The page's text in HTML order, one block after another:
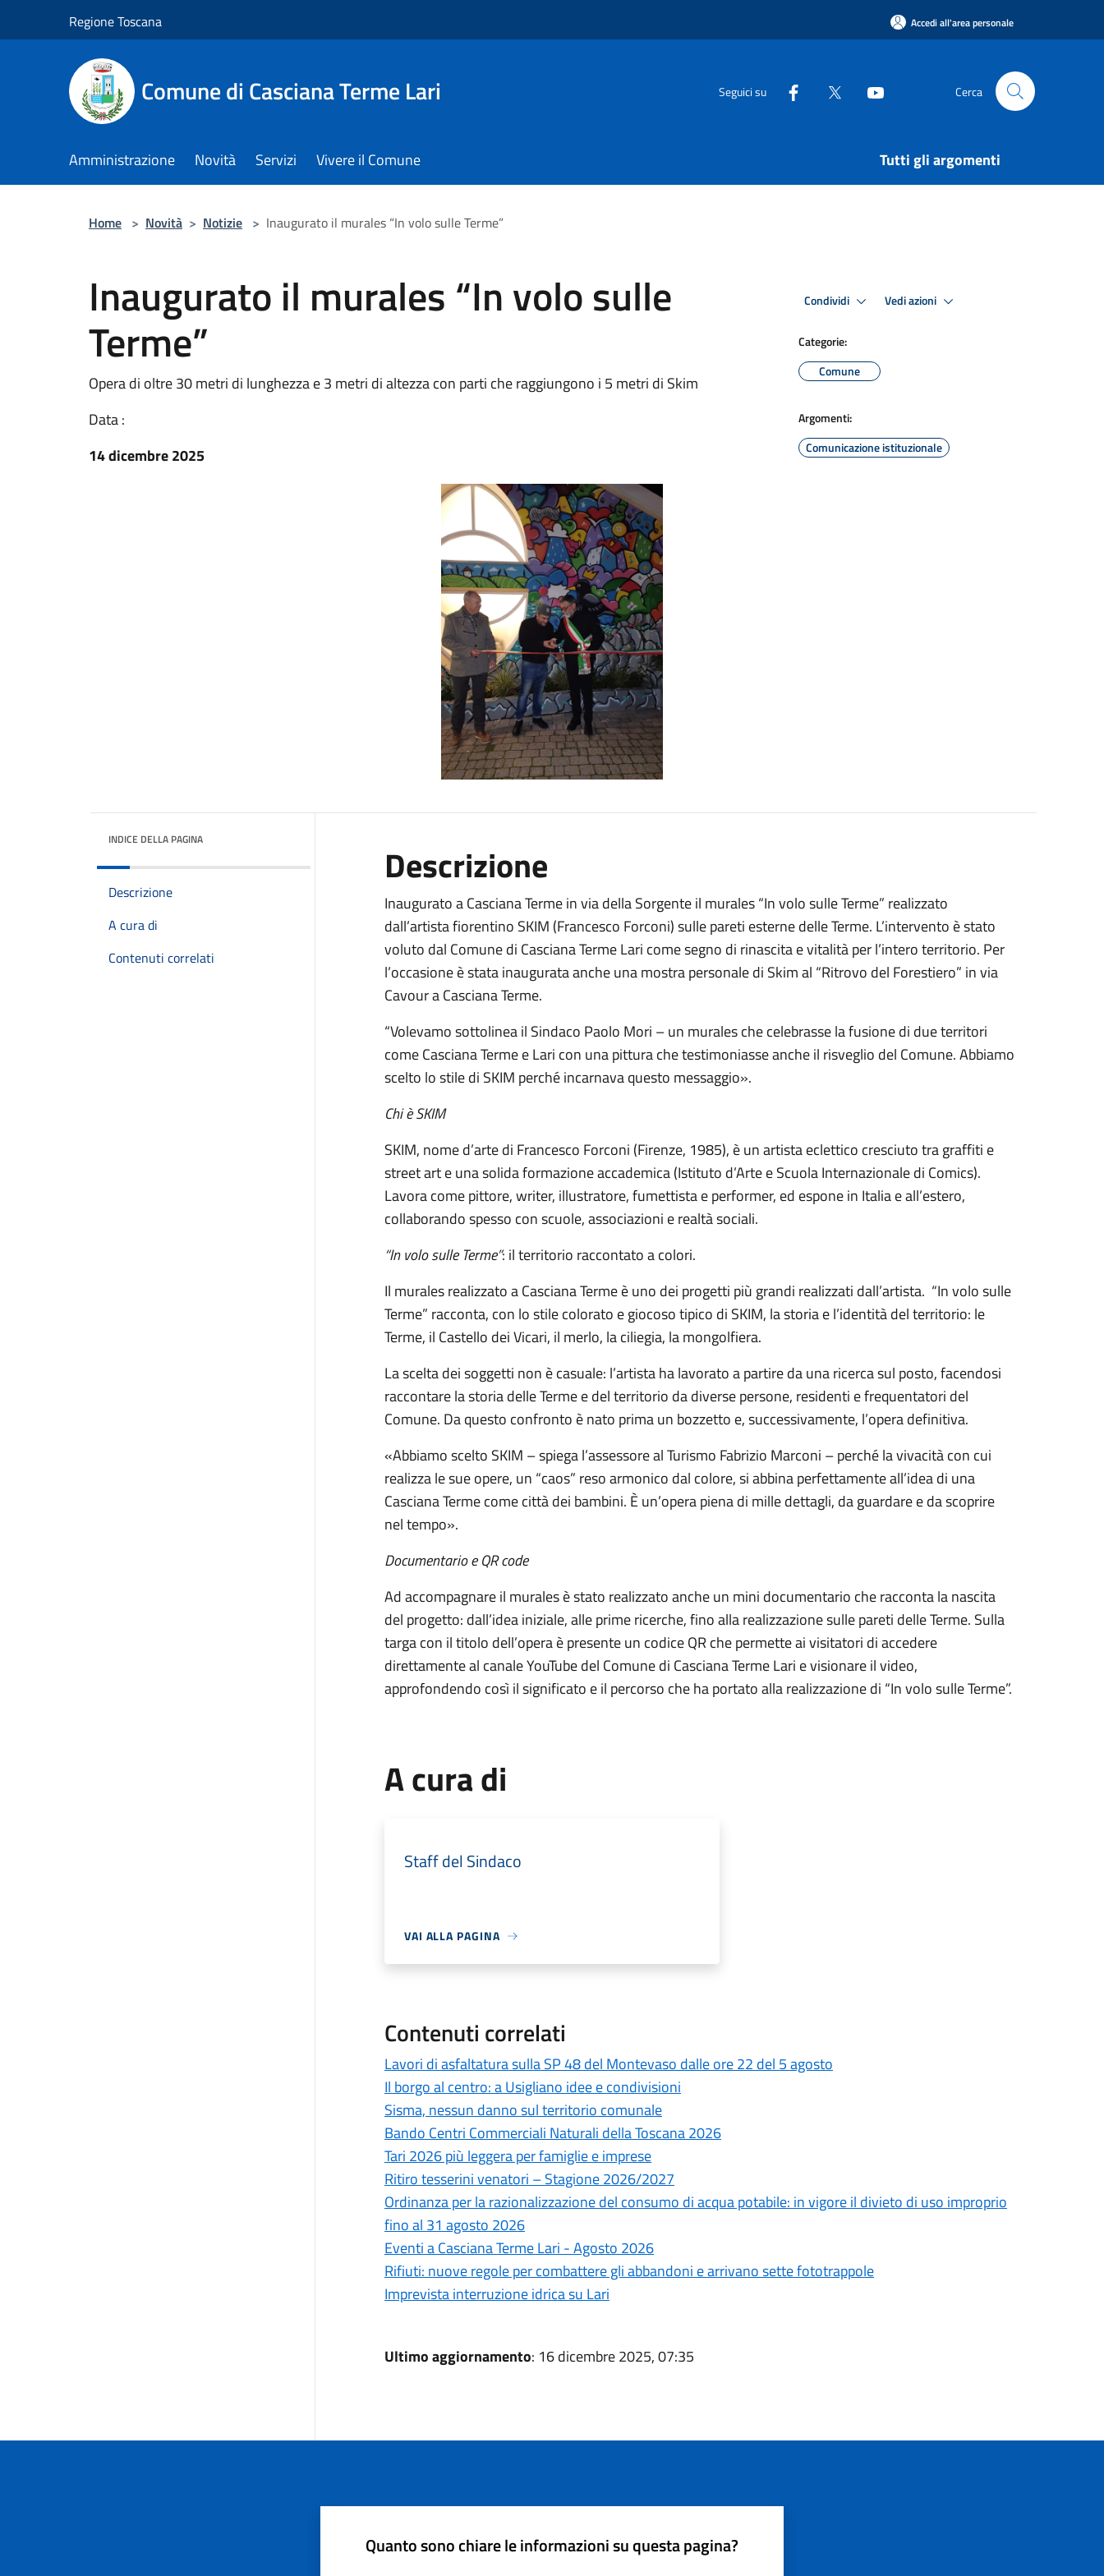
Regione Toscana Accedi all'area personale
Comune di Casciana Terme Lari Seguici su Cerca
Amministrazione Novità Servizi Vivere il Comune Tutti gli argomenti
Home > Novità > Notizie > Inaugurato il murales “In volo sulle Terme”
Inaugurato il murales “In volo sulle
Terme”
Opera di oltre 30 metri di lunghezza e 3 metri di altezza con parti che raggiungono i 5 metri di Skim
Data :
14 dicembre 2025
Condividi Vedi azioni
Categorie:
Comune
Argomenti:
Comunicazione istituzionale
INDICE DELLA PAGINA
Descrizione
A cura di
Contenuti correlati
Descrizione
Inaugurato a Casciana Terme in via della Sorgente il murales “In volo sulle Terme” realizzato
dall’artista fiorentino SKIM (Francesco Forconi) sulle pareti esterne delle Terme. L’intervento è stato
voluto dal Comune di Casciana Terme Lari come segno di rinascita e vitalità per l’intero territorio. Per
l’occasione è stata inaugurata anche una mostra personale di Skim al “Ritrovo del Forestiero” in via
Cavour a Casciana Terme.
“Volevamo sottolinea il Sindaco Paolo Mori – un murales che celebrasse la fusione di due territori
come Casciana Terme e Lari con una pittura che testimoniasse anche il risveglio del Comune. Abbiamo
scelto lo stile di SKIM perché incarnava questo messaggio».
Chi è SKIM
SKIM, nome d’arte di Francesco Forconi (Firenze, 1985), è un artista eclettico cresciuto tra graffiti e
street art e una solida formazione accademica (Istituto d’Arte e Scuola Internazionale di Comics).
Lavora come pittore, writer, illustratore, fumettista e performer, ed espone in Italia e all’estero,
collaborando spesso con scuole, associazioni e realtà sociali.
“In volo sulle Terme”: il territorio raccontato a colori.
Il murales realizzato a Casciana Terme è uno dei progetti più grandi realizzati dall’artista. “In volo sulle
Terme” racconta, con lo stile colorato e giocoso tipico di SKIM, la storia e l’identità del territorio: le
Terme, il Castello dei Vicari, il merlo, la ciliegia, la mongolfiera.
La scelta dei soggetti non è casuale: l’artista ha lavorato a partire da una ricerca sul posto, facendosi
raccontare la storia delle Terme e del territorio da diverse persone, residenti e frequentatori del
Comune. Da questo confronto è nato prima un bozzetto e, successivamente, l’opera definitiva.
«Abbiamo scelto SKIM – spiega l’assessore al Turismo Fabrizio Marconi – perché la vivacità con cui
realizza le sue opere, un “caos” reso armonico dal colore, si abbina perfettamente all’idea di una
Casciana Terme come città dei bambini. È un’opera piena di mille dettagli, da guardare e da scoprire
nel tempo».
Documentario e QR code
Ad accompagnare il murales è stato realizzato anche un mini documentario che racconta la nascita
del progetto: dall’idea iniziale, alle prime ricerche, fino alla realizzazione sulle pareti delle Terme. Sulla
targa con il titolo dell’opera è presente un codice QR che permette ai visitatori di accedere
direttamente al canale YouTube del Comune di Casciana Terme Lari e visionare il video,
approfondendo così il significato e il percorso che ha portato alla realizzazione di “In volo sulle Terme”.
A cura di
Staff del Sindaco
VAI ALLA PAGINA
Contenuti correlati
Lavori di asfaltatura sulla SP 48 del Montevaso dalle ore 22 del 5 agosto
Il borgo al centro: a Usigliano idee e condivisioni
Sisma, nessun danno sul territorio comunale
Bando Centri Commerciali Naturali della Toscana 2026
Tari 2026 più leggera per famiglie e imprese
Ritiro tesserini venatori – Stagione 2026/2027
Ordinanza per la razionalizzazione del consumo di acqua potabile: in vigore il divieto di uso improprio
fino al 31 agosto 2026
Eventi a Casciana Terme Lari - Agosto 2026
Rifiuti: nuove regole per combattere gli abbandoni e arrivano sette fototrappole
Imprevista interruzione idrica su Lari
Ultimo aggiornamento: 16 dicembre 2025, 07:35
Quanto sono chiare le informazioni su questa pagina?